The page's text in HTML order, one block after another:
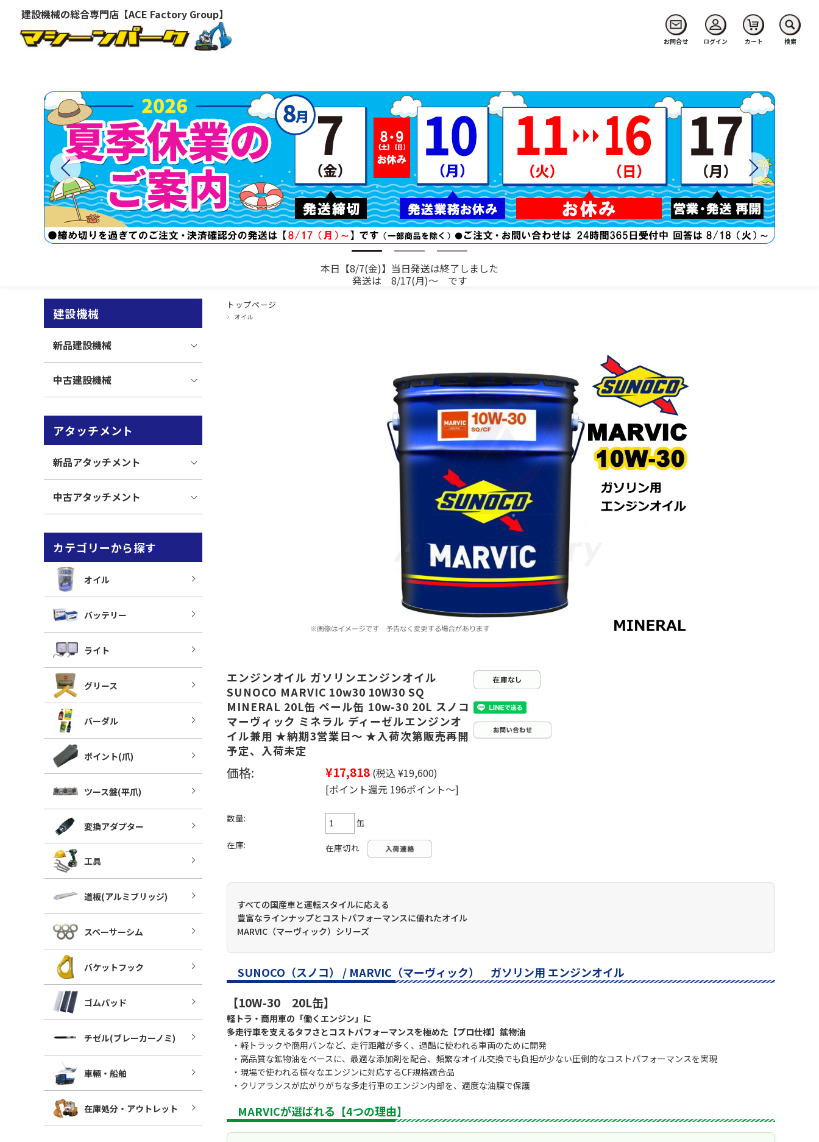
建設機械の総合専門店【ACE Factory Group】
お問合せ ログイン カート 検索
本日【8/7(金)】当日発送は終了しました
発送は 8/17(月)～ です
トップページ
オイル
エンジンオイル ガソリンエンジンオイル
SUNOCO MARVIC 10w30 10W30 SQ
MINERAL 20L缶 ペール缶 10w-30 20L スノコ
マーヴィック ミネラル ディーゼルエンジンオ
イル兼用 ★納期3営業日～ ★入荷次第販売再開
予定、入荷未定
価格: ¥17,818 (税込 ¥19,600)
[ポイント還元 196ポイント～]
数量:
缶
在庫:
在庫切れ
すべての国産車と運転スタイルに応える
豊富なラインナップとコストパフォーマンスに優れたオイル
MARVIC（マーヴィック）シリーズ
SUNOCO（スノコ） / MARVIC（マーヴィック） ガソリン用 エンジンオイル
【10W-30 20L缶】
軽トラ・商用車の「働くエンジン」に
多走行車を支えるタフさとコストパフォーマンスを極めた【プロ仕様】鉱物油
・軽トラックや商用バンなど、走行距離が多く、過酷に使われる車両のために開発
・高品質な鉱物油をベースに、最適な添加剤を配合、頻繁なオイル交換でも負担が少ない圧倒的なコストパフォーマンスを実現
・現場で使われる様々なエンジンに対応するCF規格適合品
・クリアランスが広がりがちな多走行車のエンジン内部を、適度な油膜で保護
MARVICが選ばれる【4つの理由】
建設機械
新品建設機械
中古建設機械
アタッチメント
新品アタッチメント
中古アタッチメント
カテゴリーから探す
オイル
バッテリー
ライト
グリース
バーダル
ポイント(爪)
ツース盤(平爪)
変換アダプター
工具
道板(アルミブリッジ)
スペーサーシム
バケットフック
ゴムパッド
チゼル(ブレーカーノミ)
車輛・船舶
在庫処分・アウトレット